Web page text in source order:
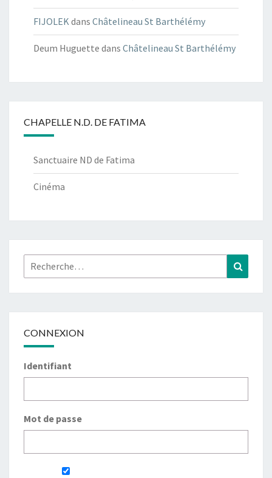
FIJOLEKdans Châtelineau St Barthélémy
Deum Huguette dans Châtelineau St Barthélémy
CHAPELLE N.D. DE FATIMA
Sanctuaire ND de Fatima
Cinéma
Rechercher :
CONNEXION
Identifiant
Mot de passe